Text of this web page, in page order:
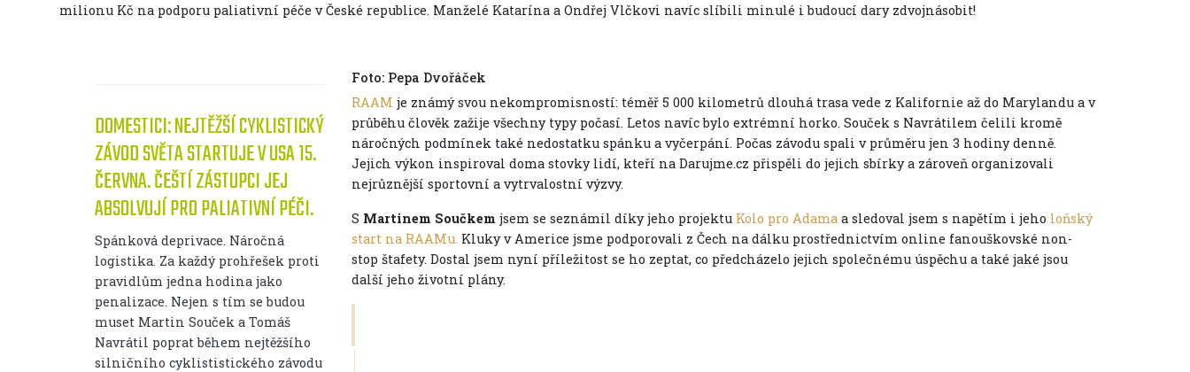
milionu Kč na podporu paliativní péče v České republice. Manželé Katarína a Ondřej Vlčkovi navíc slíbili minulé i budoucí dary zdvojnásobit!
DOMESTICI: NEJTĚŽŠÍ CYKLISTICKÝ
ZÁVOD SVĚTA STARTUJE V USA 15.
ČERVNA. ČEŠTÍ ZÁSTUPCI JEJ
ABSOLVUJÍ PRO PALIATIVNÍ PÉČI.
Spánková deprivace. Náročná
logistika. Za každý prohřešek proti
pravidlům jedna hodina jako
penalizace. Nejen s tím se budou
muset Martin Souček a Tomáš
Navrátil poprat během nejtěžšího
silničního cyklististického závodu
Foto: Pepa Dvořáček
RAAM je známý svou nekompromisností: téměř 5 000 kilometrů dlouhá trasa vede z Kalifornie až do Marylandu a v
průběhu člověk zažije všechny typy počasí. Letos navíc bylo extrémní horko. Souček s Navrátilem čelili kromě
náročných podmínek také nedostatku spánku a vyčerpání. Počas závodu spali v průměru jen 3 hodiny denně.
Jejich výkon inspiroval doma stovky lidí, kteří na Darujme.cz přispěli do jejich sbírky a zároveň organizovali
nejrůznější sportovní a vytrvalostní výzvy.
S Martinem Součkem jsem se seznámil díky jeho projektu Kolo pro Adama a sledoval jsem s napětím i jeho loňský
start na RAAMu. Kluky v Americe jsme podporovali z Čech na dálku prostřednictvím online fanouškovské non-
stop štafety. Dostal jsem nyní příležitost se ho zeptat, co předcházelo jejich společnému úspěchu a také jaké jsou
další jeho životní plány.